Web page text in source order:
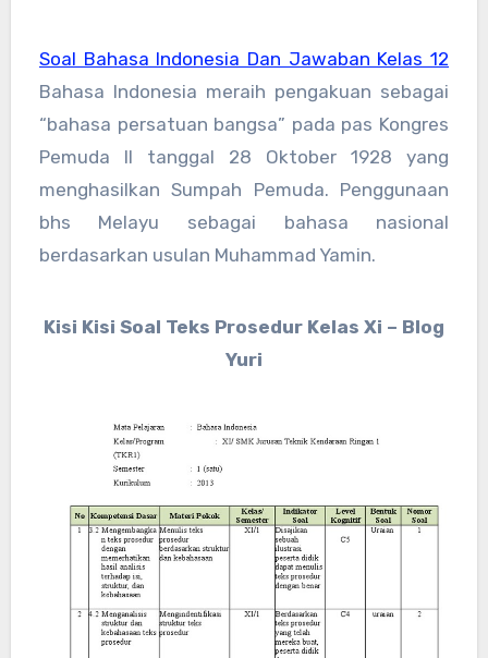
Soal Bahasa Indonesia Dan Jawaban Kelas 12
Bahasa Indonesia meraih pengakuan sebagai
“bahasa persatuan bangsa” pada pas Kongres
Pemuda II tanggal 28 Oktober 1928 yang
menghasilkan Sumpah Pemuda. Penggunaan
bhs Melayu sebagai bahasa nasional
berdasarkan usulan Muhammad Yamin.
Kisi Kisi Soal Teks Prosedur Kelas Xi – Blog
Yuri